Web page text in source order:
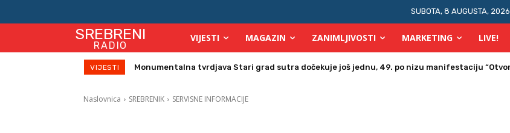
SUBOTA, 8 AUGUSTA, 2026
SREBRENI
RADIO
VIJESTI MAGAZIN ZANIMLJIVOSTI MARKETING LIVE!
VIJESTI Direktor Vijeća stranih investitora u Bosni i Hercegovini posjetio Srebrenik
Naslovnica SREBRENIK SERVISNE INFORMACIJE